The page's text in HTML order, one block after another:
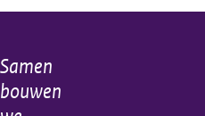
Algemene
informatie
Samen
bouwen